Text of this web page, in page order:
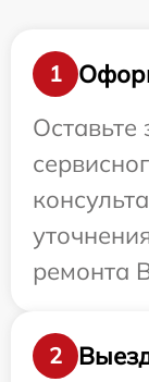
1
Оставьте
ремонта
2